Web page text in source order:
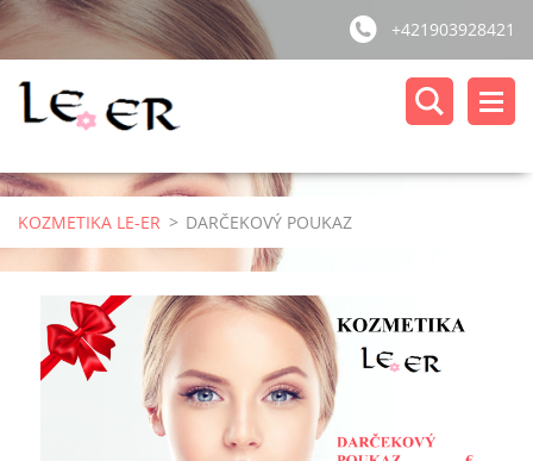
+421903928421
KOZMETIKA LE-ER > DARČEKOVÝ POUKAZ